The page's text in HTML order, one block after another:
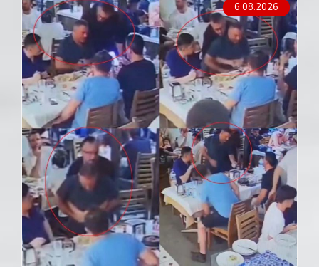
6.08.2026